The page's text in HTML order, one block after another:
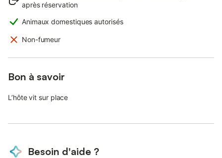
après réservation
Animaux domestiques autorisés
Non-fumeur
Bon à savoir
L’hôte vit sur place
Besoin d'aide ?